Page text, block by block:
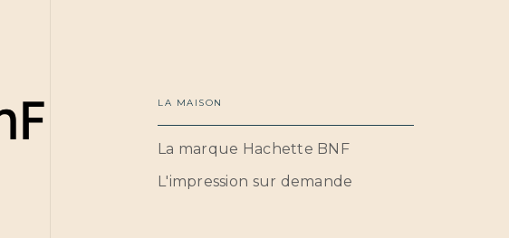
LA MAISON
La marque Hachette BNF
L'impression sur demande